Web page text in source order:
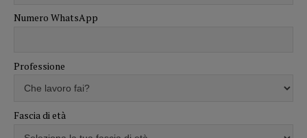
Numero WhatsApp
Professione
Fascia di età